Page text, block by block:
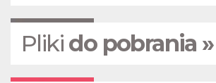
Pliki do pobrania »